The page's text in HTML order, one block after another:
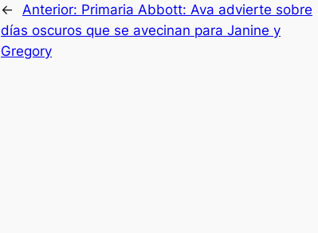
← Anterior: Primaria Abbott: Ava advierte sobre
días oscuros que se avecinan para Janine y
Gregory